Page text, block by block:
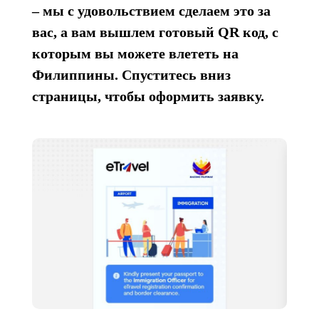
– мы с удовольствием сделаем это за
вас, а вам вышлем готовый QR код, с
которым вы можете влететь на
Филиппины. Спуститесь вниз
страницы, чтобы оформить заявку.